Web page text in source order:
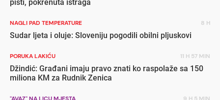
pisti, pokrenuta istraga
NAGLI PAD TEMPERATURE 8 H
Sudar ljeta i oluje: Sloveniju pogodili obilni pljuskovi
PORUKA LAKIĆU 11 H 57 MIN
Džindić: Građani imaju pravo znati ko raspolaže sa 150
miliona KM za Rudnik Zenica
"AVAZ" NA LICU MJESTA 9 H 5 MIN